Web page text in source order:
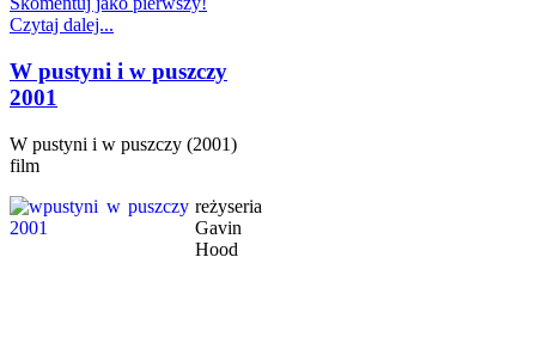
Czytaj dalej...
W pustyni i w puszczy
2001
W pustyni i w puszczy (2001)
film
reżyseria
Gavin
Hood